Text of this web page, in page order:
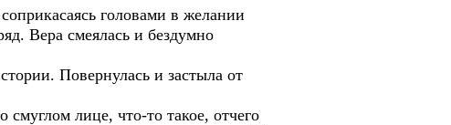
головами в желании
Вера смеялась и бездумно
Повернулась и застыла от
лице, что-то такое, отчего